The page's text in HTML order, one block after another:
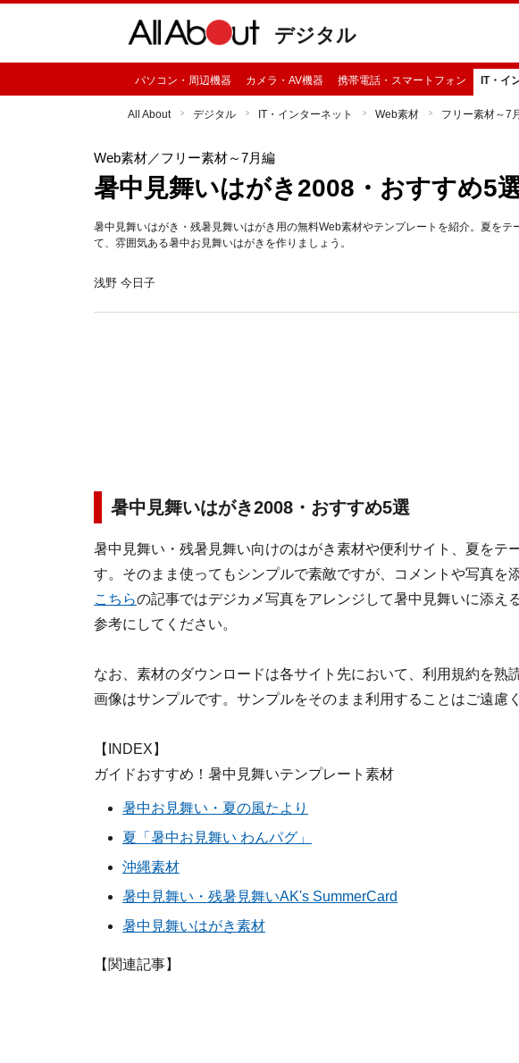
デジタル
パソコン・周辺機器 カメラ・AV機器 携帯電話・スマートフォン IT・イ
All About デジタル IT・インターネット Web素材 フリー素材～7
Web素材／フリー素材～7月編
暑中見舞いはがき2008・おすすめ5
暑中見舞いはがき・残暑見舞いはがき用の無料Web素材やテンプレートを紹介。夏を
て、雰囲気ある暑中お見舞いはがきを作りましょう。
浅野 今日子
暑中見舞いはがき2008・おすすめ5選
暑中見舞い・残暑見舞い向けのはがき素材や便利サイト、夏をテ
す。そのまま使ってもシンプルで素敵ですが、コメントや写真を
こちらの記事ではデジカメ写真をアレンジして暑中見舞いに添え
参考にしてください。
なお、素材のダウンロードは各サイト先において、利用規約を熟
画像はサンプルです。サンプルをそのまま利用することはご遠慮
【INDEX】
ガイドおすすめ！暑中見舞いテンプレート素材
暑中お見舞い・夏の風たより
夏「暑中お見舞い わんパグ」
沖縄素材
暑中見舞い・残暑見舞いAK's SummerCard
暑中見舞いはがき素材
【関連記事】